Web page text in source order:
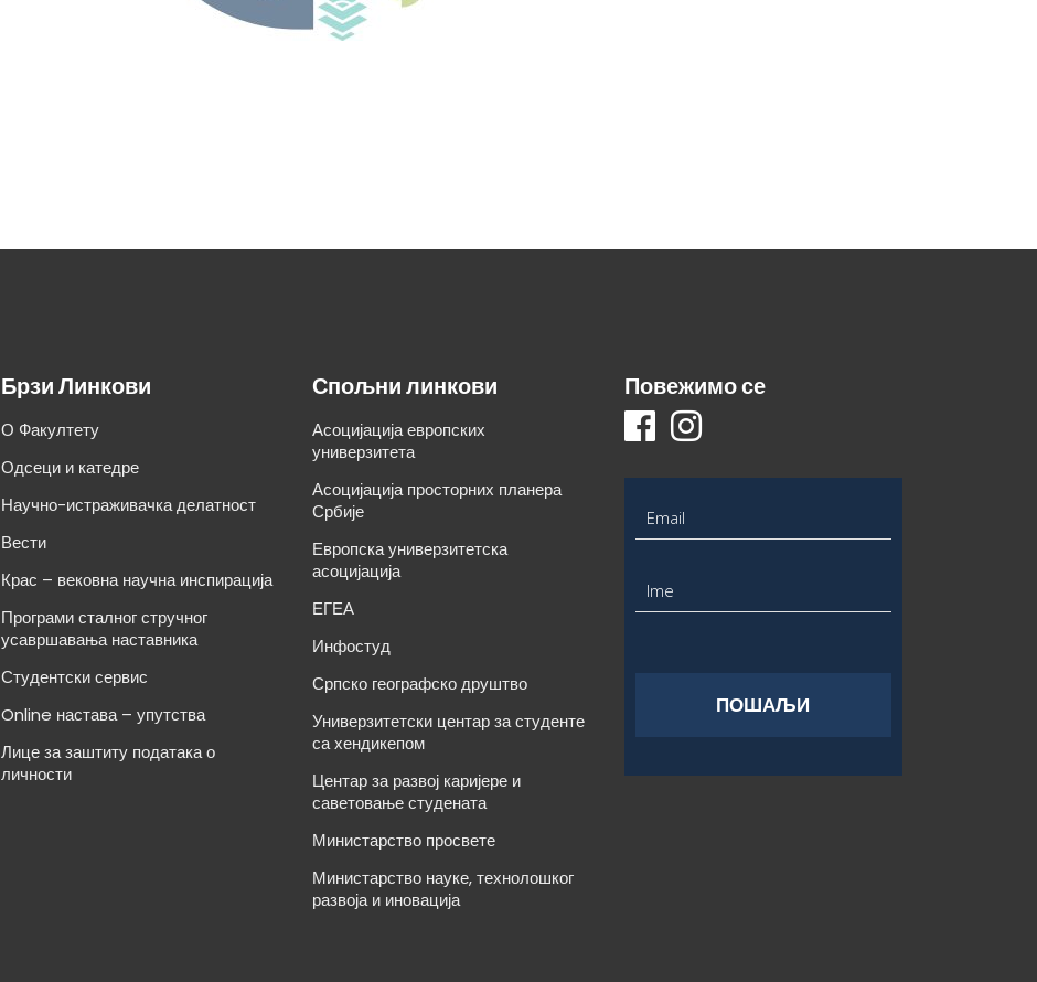
Брзи Линкови
О Факултету
Одсеци и катедре
Научно-истраживачка делатност
Вести
Крас – вековна научна инспирација
Програми сталног стручног
усавршавања наставника
Студентски сервис
Online настава – упутства
Лице за заштиту података о
личности
Спољни линкови
Асоцијација европских
универзитета
Асоцијација просторних планера
Србије
Европска универзитетска
асоцијација
ЕГЕА
Инфостуд
Српско географско друштво
Универзитетски центар за студенте
са хендикепом
Центар за развој каријере и
саветовање студената
Министарство просвете
Министарство науке, технолошког
развоја и иновација
Повежимо се